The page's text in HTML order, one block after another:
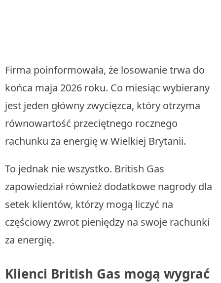
Firma poinformowała, że losowanie trwa do
końca maja 2026 roku. Co miesiąc wybierany
jest jeden główny zwycięzca, który otrzyma
równowartość przeciętnego rocznego
rachunku za energię w Wielkiej Brytanii.
To jednak nie wszystko. British Gas
zapowiedział również dodatkowe nagrody dla
setek klientów, którzy mogą liczyć na
częściowy zwrot pieniędzy na swoje rachunki
za energię.
Klienci British Gas mogą wygrać